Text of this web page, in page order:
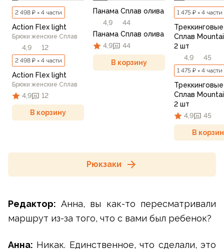
2 498 ₽ × 4 части
Action Flex light
Брюки женские Сплав
4,9 12
2 498 ₽ × 4 части
Action Flex light
Брюки женские Сплав
4,9 12
В корзину
Панама Сплав олива
4,9
44
Панама Сплав олива
4,9
44
В корзину
1 475 ₽ × 4 части
Сплав
2 шт
4,9
45
1 475 ₽ × 4 части
Сплав
2 шт
4,9
45
В
Рюкзаки
Редактор: Анна, вы как-то пересматривали
маршрут из-за того, что с вами был ребенок?
Анна: Никак. Единственное, что сделали, это